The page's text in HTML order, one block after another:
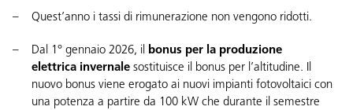
Quest’anno i tassi di rimunerazione non vengono ridotti.
Dal 1° gennaio 2026, il bonus per la produzione
elettrica invernale sostituisce il bonus per l’altitudine. Il
nuovo bonus viene erogato ai nuovi impianti fotovoltaici con
una potenza a partire da 100 kW che durante il semestre